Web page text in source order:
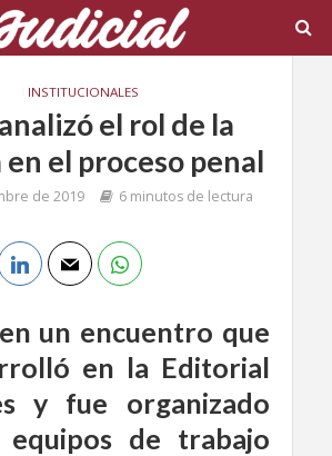
INSTITUCIONALES
el rol de la
el proceso penal
de 2019 6 minutos de lectura
un encuentro que
en la Editorial
y fue organizado
de trabajo